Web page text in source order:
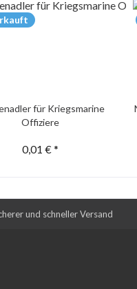
für Kriegsmarine
Offiziere
0,01 € *
und schneller Versand